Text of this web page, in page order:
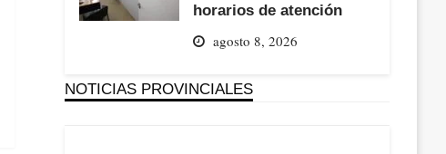
horarios de atención
agosto 8, 2026
NOTICIAS PROVINCIALES